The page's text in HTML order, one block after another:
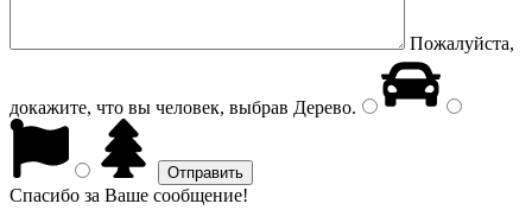
Пожалуйста,
докажите, что вы человек, выбрав Дерево.
Спасибо за Ваше сообщение!